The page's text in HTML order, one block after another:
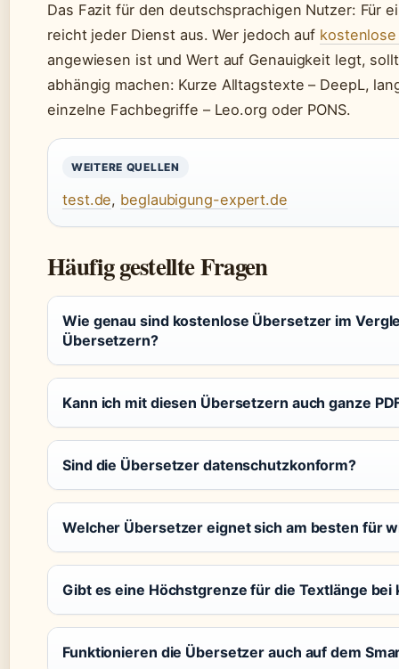
Das Fazit für den deutschsprachigen Nutzer: Für
reicht jeder Dienst aus. Wer jedoch auf
angewiesen ist und Wert auf Genauigkeit legt,
abhängig machen: Kurze Alltagstexte – DeepL,
einzelne Fachbegriffe – Leo.org oder PONS.
WEITERE QUELLEN
test.de, beglaubigung-expert.de
Häufig gestellte Fragen
Wie genau sind kostenlose Übersetzer im
Übersetzern?
Kann ich mit diesen Übersetzern auch ganze
Sind die Übersetzer datenschutzkonform?
Welcher Übersetzer eignet sich am besten für
Gibt es eine Höchstgrenze für die Textlänge
Funktionieren die Übersetzer auch auf dem